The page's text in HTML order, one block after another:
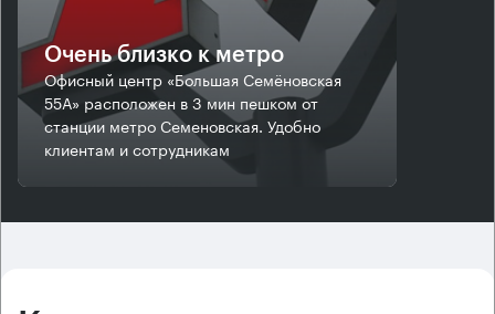
Очень близко к метро
Офисный центр «Большая Семёновская
55А» расположен в 3 мин пешком от
станции метро Семеновская. Удобно
клиентам и сотрудникам